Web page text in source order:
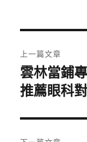
章
導
覽
上一篇文章
上
一
文
章:
雲林當鋪
推薦眼科